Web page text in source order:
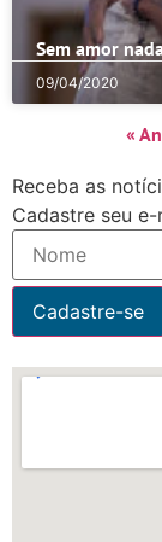
Sem amor
09/04/2020
«
Receba as
Cadastre seu e-